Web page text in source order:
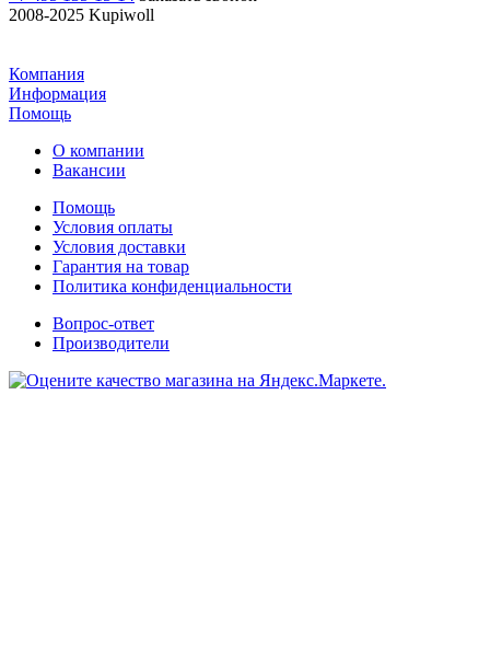
2008-2025 Kupiwoll
Компания
Информация
Помощь
О компании
Вакансии
Помощь
Условия оплаты
Условия доставки
Гарантия на товар
Политика конфиденциальности
Вопрос-ответ
Производители